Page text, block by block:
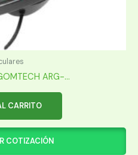
ARG-...
CARRITO
COTIZACIÓN